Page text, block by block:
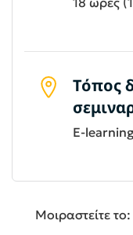
Τόπος
E-
Μοιραστείτε το: